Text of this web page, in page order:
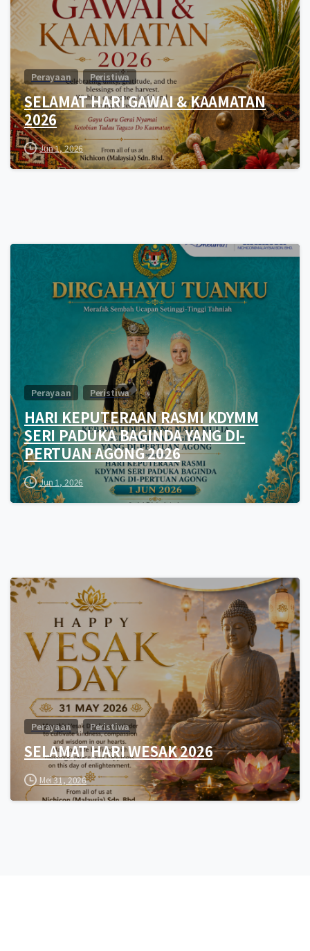
Perayaan Peristiwa
SELAMAT HARI GAWAI & KAAMATAN
2026
Jun 1, 2026
Perayaan Peristiwa
HARI KEPUTERAAN RASMI KDYMM
SERI PADUKA BAGINDA YANG DI-
PERTUAN AGONG 2026
Jun 1, 2026
0
Perayaan Peristiwa
SELAMAT HARI WESAK 2026
Mei 31, 2026